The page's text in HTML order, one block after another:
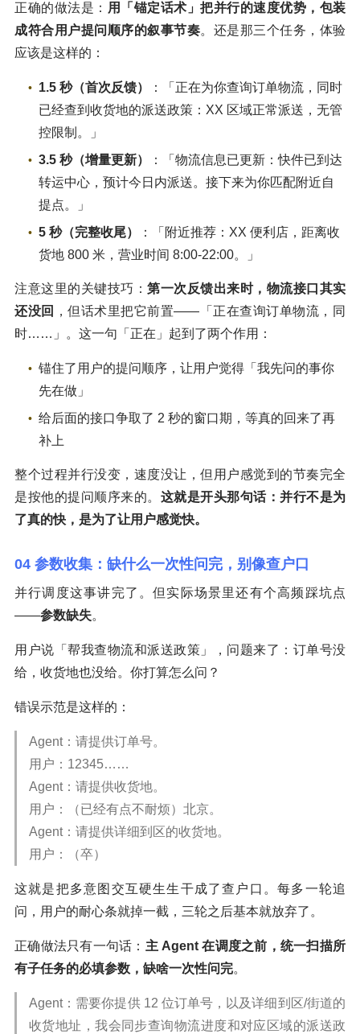
正确的做法是： 用「锚定话术」把并行的速度优势，包装
成符合用户提问顺序的叙事节奏。还是那三个任务，体验
应该是这样的：
1.5 秒（首次反馈）
：「正在为你查询订单物流，同时
已经查到收货地的派送政策：XX 区域正常派送，无管
控限制。」
3.5 秒（增量更新）
：「物流信息已更新：快件已到达
转运中心，预计今日内派送。接下来为你匹配附近自
提点。」
5 秒（完整收尾）
：「附近推荐：XX 便利店，距离收
货地 800 米，营业时间 8:00-22:00。」
注意这里的关键技巧： 第一次反馈出来时，物流接口其实
还没回
，但话术里把它前置——「正在查询订单物流，同
时……」。这一句「正在」起到了两个作用：
锚住了用户的提问顺序，让用户觉得「我先问的事你
先在做」
给后面的接口争取了 2 秒的窗口期，等真的回来了再
补上
整个过程并行没变，速度没让，但用户感觉到的节奏完全
是按他的提问顺序来的。 这就是开头那句话：并行不是为
了真的快，是为了让用户感觉快。
04 参数收集：缺什么一次性问完，别像查户口
并行调度这事讲完了。但实际场景里还有个高频踩坑点
——参数缺失。
用户说「帮我查物流和派送政策」，问题来了：订单号没
给，收货地也没给。你打算怎么问？
错误示范是这样的：
Agent：请提供订单号。
用户：12345……
Agent：请提供收货地。
用户：（已经有点不耐烦）北京。
Agent：请提供详细到区的收货地。
用户：（卒）
这就是把多意图交互硬生生干成了查户口。每多一轮追
问，用户的耐心条就掉一截，三轮之后基本就放弃了。
正确做法只有一句话： 主 Agent 在调度之前，统一扫描所
有子任务的必填参数，缺啥一次性问完。
Agent：需要你提供 12 位订单号，以及详细到区/街道的
收货地址，我会同步查询物流进度和对应区域的派送政